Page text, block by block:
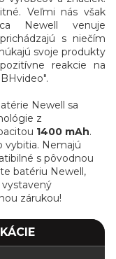
Veľmi nás však
Newell venuje
s niečím
svoje produkty
reakcie na
Newell sa
z
1400 mAh.
vybitia. Nemajú
s pôvodnou
batériu Newell,
zárukou!